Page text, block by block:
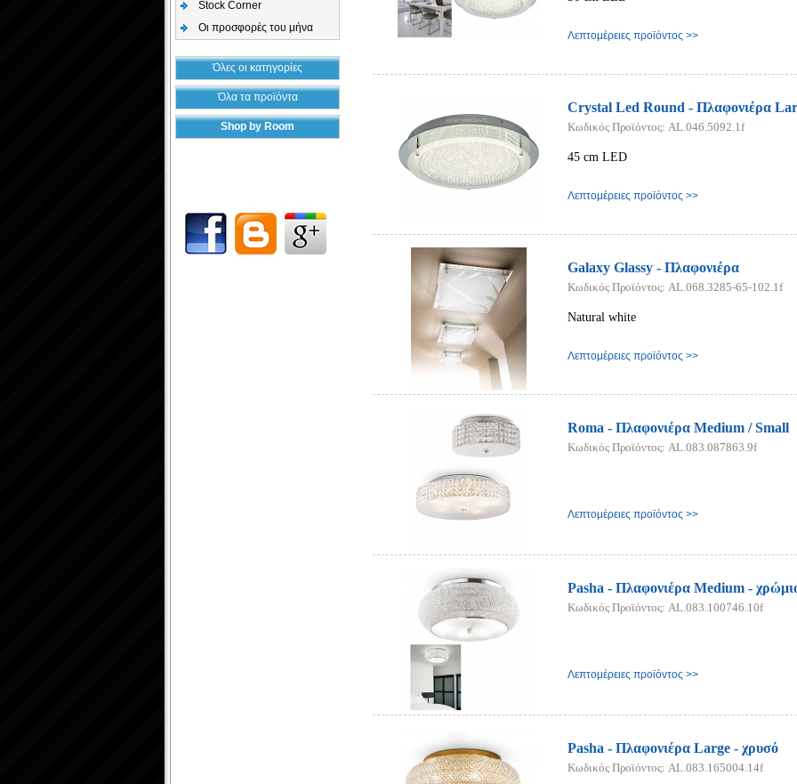
Stock Corner
Οι προσφορές του μήνα
Όλες οι κατηγορίες
Όλα τα προϊόντα
Shop by Room
Λεπτομέρειες προϊόντος >>
Crystal Led Round - Πλαφονιέρα
Κωδικός Προϊόντος: AL.046.5092.1f
45 cm LED
Λεπτομέρειες προϊόντος >>
Galaxy Glassy - Πλαφονιέρα
Κωδικός Προϊόντος: AL.068.3285-65-102.1f
Natural white
Λεπτομέρειες προϊόντος >>
Roma - Πλαφονιέρα Medium / Small
Κωδικός Προϊόντος: AL.083.087863.9f
Λεπτομέρειες προϊόντος >>
Pasha - Πλαφονιέρα Medium -
Κωδικός Προϊόντος: AL.083.100746.10f
Λεπτομέρειες προϊόντος >>
Pasha - Πλαφονιέρα Large - χρυσό
Κωδικός Προϊόντος: AL.083.165004.14f